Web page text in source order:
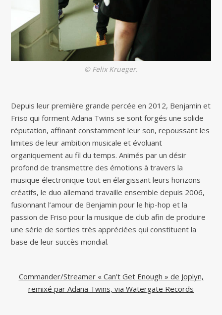
© Felix Krueger.
Depuis leur première grande percée en 2012, Benjamin et
Friso qui forment Adana Twins se sont forgés une solide
réputation, affinant constamment leur son, repoussant les
limites de leur ambition musicale et évoluant
organiquement au fil du temps. Animés par un désir
profond de transmettre des émotions à travers la
musique électronique tout en élargissant leurs horizons
créatifs, le duo allemand travaille ensemble depuis 2006,
fusionnant l’amour de Benjamin pour le hip-hop et la
passion de Friso pour la musique de club afin de produire
une série de sorties très appréciées qui constituent la
base de leur succès mondial.
Commander/Streamer « Can’t Get Enough » de Joplyn,
remixé par Adana Twins, via Watergate Records